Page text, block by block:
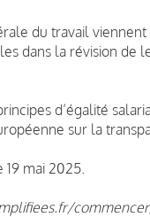
du travail
dans la révision de
d’égalité
sur la
mai 2025.